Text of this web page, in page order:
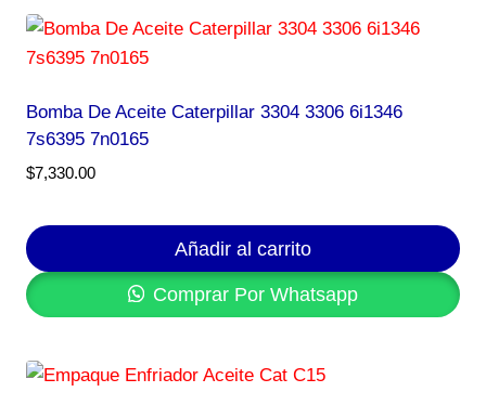
Bomba De Aceite Caterpillar 3304 3306 6i1346
7s6395 7n0165
$7,330.00
Añadir al carrito
Comprar Por Whatsapp